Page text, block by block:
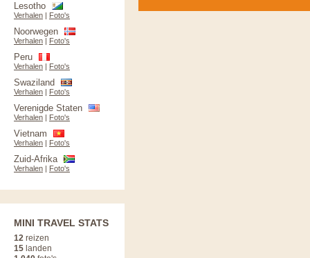
Lesotho
Verhalen | Foto's
Noorwegen
Verhalen | Foto's
Peru
Verhalen | Foto's
Swaziland
Verhalen | Foto's
Verenigde Staten
Verhalen | Foto's
Vietnam
Verhalen | Foto's
Zuid-Afrika
Verhalen | Foto's
MINI TRAVEL STATS
12 reizen
15 landen